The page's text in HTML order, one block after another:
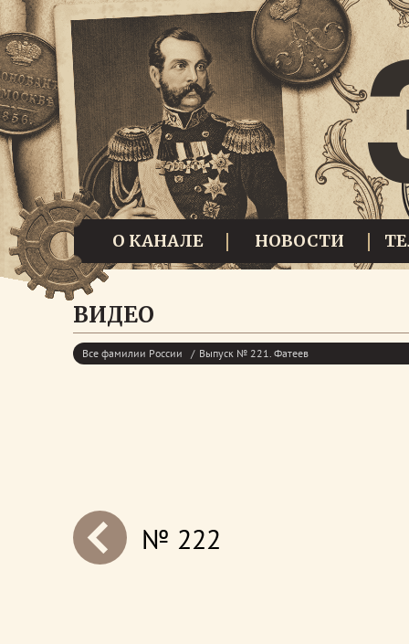
О КАНАЛЕ НОВОСТИ
ВИДЕО
Все фамилии России Выпуск № 221. Фатеев
next№ 222